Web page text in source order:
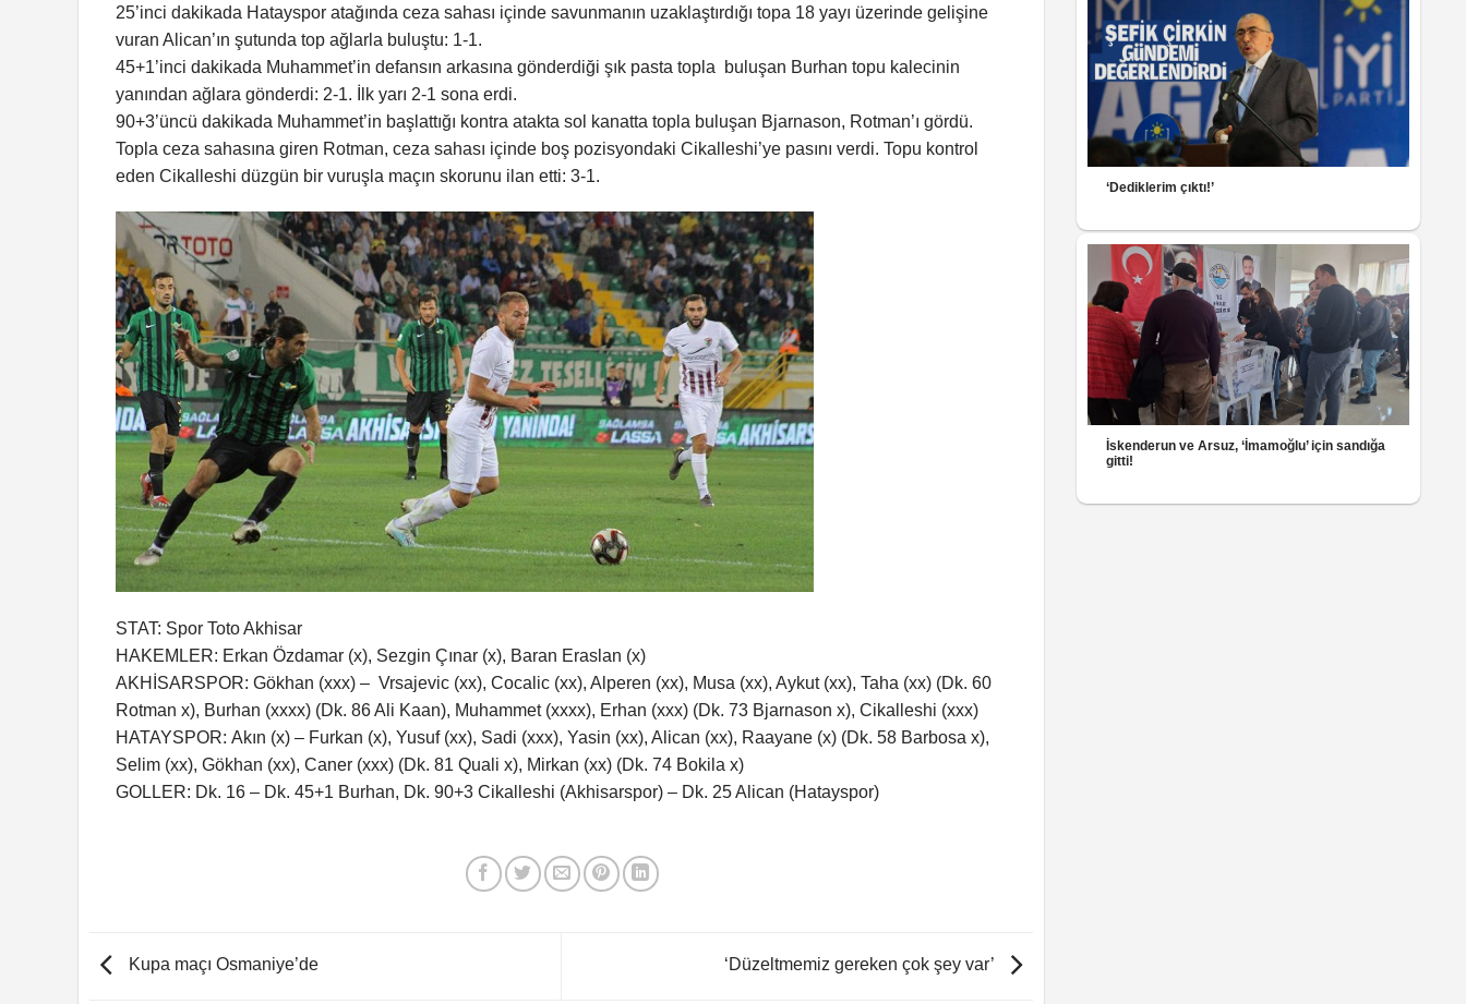
25’inci dakikada Hatayspor atağında ceza sahası içinde savunmanın uzaklaştırdığı topa 18 yayı üzerinde gelişine
vuran Alican’ın şutunda top ağlarla buluştu: 1-1.
45+1’inci dakikada Muhammet’in defansın arkasına gönderdiği şık pasta topla buluşan Burhan topu kalecinin
yanından ağlara gönderdi: 2-1. İlk yarı 2-1 sona erdi.
90+3’üncü dakikada Muhammet’in başlattığı kontra atakta sol kanatta topla buluşan Bjarnason, Rotman’ı gördü.
Topla ceza sahasına giren Rotman, ceza sahası içinde boş pozisyondaki Cikalleshi’ye pasını verdi. Topu kontrol
eden Cikalleshi düzgün bir vuruşla maçın skorunu ilan etti: 3-1.
STAT: Spor Toto Akhisar
HAKEMLER: Erkan Özdamar (x), Sezgin Çınar (x), Baran Eraslan (x)
AKHİSARSPOR: Gökhan (xxx) – Vrsajevic (xx), Cocalic (xx), Alperen (xx), Musa (xx), Aykut (xx), Taha (xx) (Dk. 60
Rotman x), Burhan (xxxx) (Dk. 86 Ali Kaan), Muhammet (xxxx), Erhan (xxx) (Dk. 73 Bjarnason x), Cikalleshi (xxx)
HATAYSPOR: Akın (x) – Furkan (x), Yusuf (xx), Sadi (xxx), Yasin (xx), Alican (xx), Raayane (x) (Dk. 58 Barbosa x),
Selim (xx), Gökhan (xx), Caner (xxx) (Dk. 81 Quali x), Mirkan (xx) (Dk. 74 Bokila x)
GOLLER: Dk. 16 – Dk. 45+1 Burhan, Dk. 90+3 Cikalleshi (Akhisarspor) – Dk. 25 Alican (Hatayspor)
Kupa maçı Osmaniye’de ‘Düzeltmemiz gereken çok şey var’
‘Dediklerim çıktı!’
İskenderun ve Arsuz, ‘İmamoğlu’ için sandığa
gitti!